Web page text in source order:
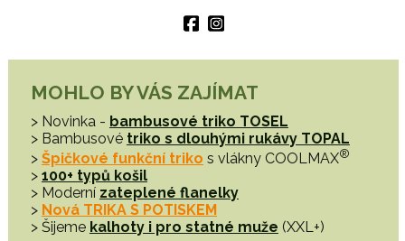
MOHLO BY VÁS ZAJÍMAT
> Novinka - bambusové triko TOSEL
> Bambusové triko s dlouhými rukávy TOPAL
> Špičkové funkční triko s vlákny COOLMAX®
> 100+ typů košil
> Moderní zateplené flanelky
> Nová TRIKA S POTISKEM
> Šijeme kalhoty i pro statné muže (XXL+)